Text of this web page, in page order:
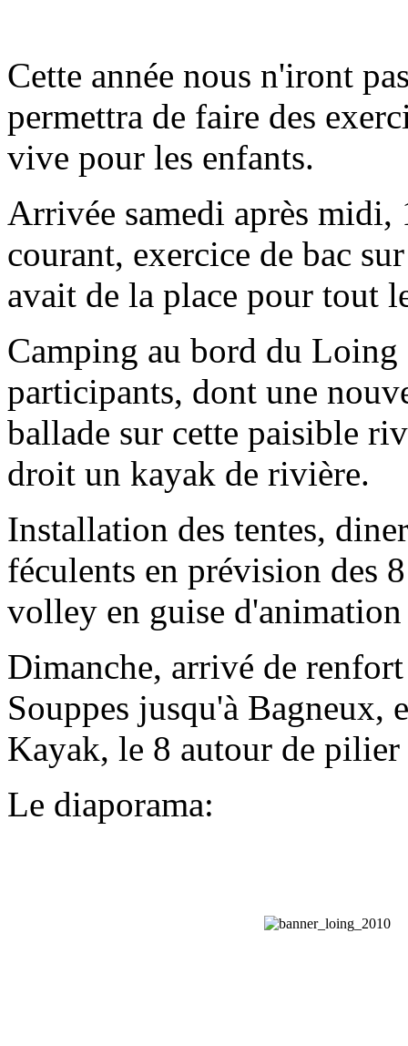
Cette année nous n'iront
permettra de faire des
vive pour les enfants.
Arrivée samedi après midi,
courant, exercice de bac
avait de la place pour tout
Camping au bord du
participants, dont une
ballade sur cette paisible
droit un kayak de rivière.
Installation des tentes,
féculents en prévision des
volley en guise
Dimanche, arrivé de
Souppes jusqu'à Bagneux,
Kayak, le 8 autour de
Le diaporama: